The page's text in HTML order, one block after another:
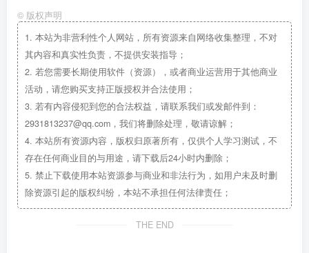
© 版权声明
1. 本站为非营利性个人网站，所有资源来自网络收集整理，不对
其内容和真实性负责，不提供安装指导；
2. 若您需要长期使用软件（资源），或者商业运营用于其他商业
活动，请您购买支持正版授权并合法使用；
3. 若有内容侵犯到您的合法权益，请联系我们或发邮件到：
2931813237@qq.com，我们将删除处理，敬请谅解；
4. 本站所有资源内容，版权归原著所有，仅供个人学习测试，不
存在任何商业目的与用途，请下载后24小时内删除；
5. 禁止下载使用本站资源参与商业和非法行为，如用户未及时删
除资源引起的版权纠纷，本站不承担任何法律责任；
THE END